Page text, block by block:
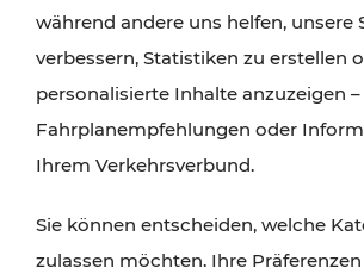
Angeboten des VOR gut und schnell
während andere uns helfen, unsere
verbessern, Statistiken zu erstellen
personalisierte Inhalte anzuzeigen
Fahrplanempfehlungen oder
Ihrem Verkehrsverbund.
Sie können entscheiden, welche
zulassen möchten. Ihre